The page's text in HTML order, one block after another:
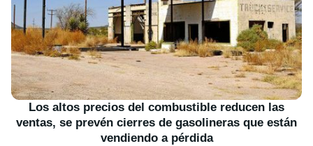
Los altos precios del combustible reducen las
ventas, se prevén cierres de gasolineras que están
vendiendo a pérdida